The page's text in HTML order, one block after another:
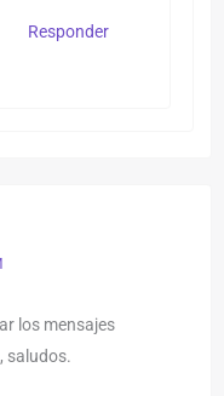
Responder
los mensajes
saludos.